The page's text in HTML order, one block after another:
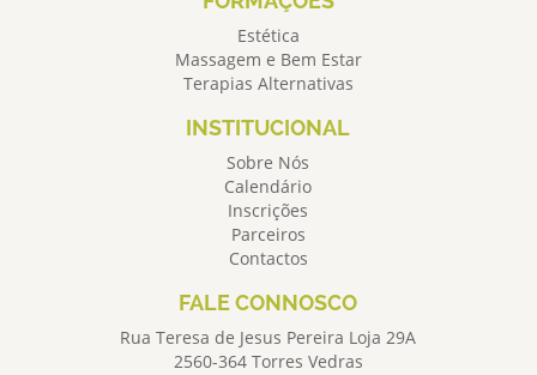
Estética
Massagem e Bem Estar
Terapias Alternativas
INSTITUCIONAL
Sobre Nós
Calendário
Inscrições
Parceiros
Contactos
FALE CONNOSCO
Rua Teresa de Jesus Pereira Loja 29A
2560-364 Torres Vedras